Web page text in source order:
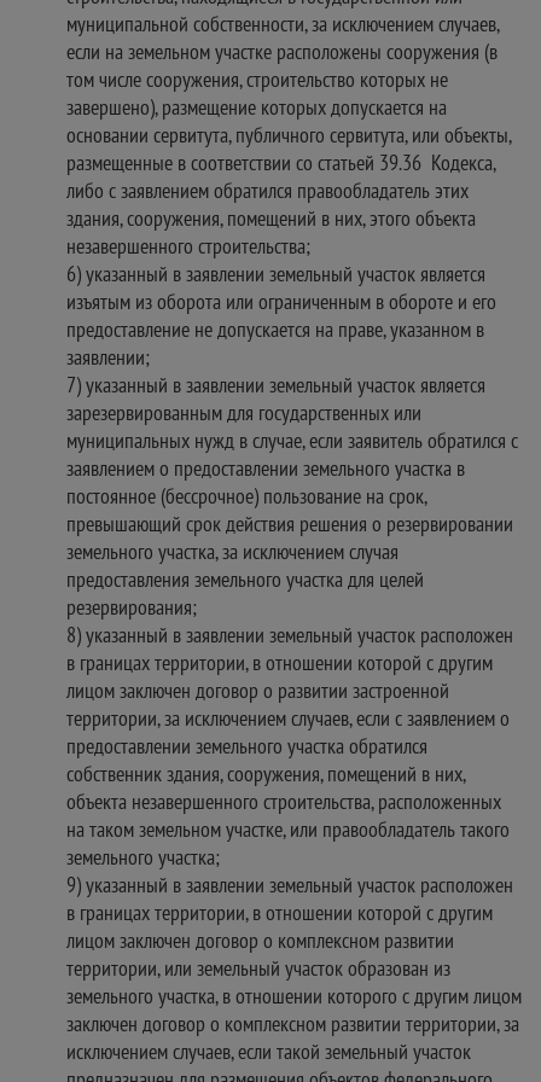
муниципальной собственности, за исключением случаев,
если на земельном участке расположены сооружения (в
том числе сооружения, строительство которых не
завершено), размещение которых допускается на
основании сервитута, публичного сервитута, или объекты,
размещенные в соответствии со статьей 39.36 Кодекса,
либо с заявлением обратился правообладатель этих
здания, сооружения, помещений в них, этого объекта
незавершенного строительства;
6) указанный в заявлении земельный участок является
изъятым из оборота или ограниченным в обороте и его
предоставление не допускается на праве, указанном в
заявлении;
7) указанный в заявлении земельный участок является
зарезервированным для государственных или
муниципальных нужд в случае, если заявитель обратился с
заявлением о предоставлении земельного участка в
постоянное (бессрочное) пользование на срок,
превышающий срок действия решения о резервировании
земельного участка, за исключением случая
предоставления земельного участка для целей
резервирования;
8) указанный в заявлении земельный участок расположен
в границах территории, в отношении которой с другим
лицом заключен договор о развитии застроенной
территории, за исключением случаев, если с заявлением о
предоставлении земельного участка обратился
собственник здания, сооружения, помещений в них,
объекта незавершенного строительства, расположенных
на таком земельном участке, или правообладатель такого
земельного участка;
9) указанный в заявлении земельный участок расположен
в границах территории, в отношении которой с другим
лицом заключен договор о комплексном развитии
территории, или земельный участок образован из
земельного участка, в отношении которого с другим лицом
заключен договор о комплексном развитии территории, за
исключением случаев, если такой земельный участок